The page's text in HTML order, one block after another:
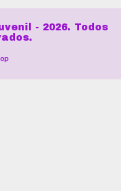
- 2026. Todos